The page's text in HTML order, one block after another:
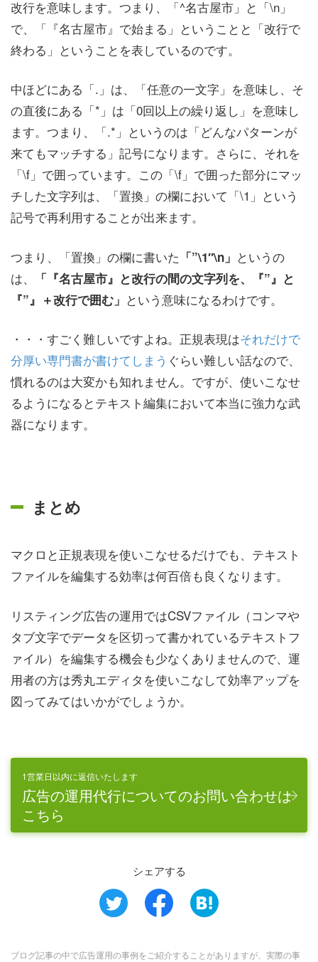
改行を意味します。つまり、「^名古屋市」と「\n」
で、「『名古屋市』で始まる」ということと「改行で
終わる」ということを表しているのです。
中ほどにある「.」は、「任意の一文字」を意味し、そ
の直後にある「*」は「0回以上の繰り返し」を意味し
ます。つまり、「.*」というのは「どんなパターンが
来てもマッチする」記号になります。さらに、それを
「\f」で囲っています。この「\f」で囲った部分にマッ
チした文字列は、「置換」の欄において「\1」という
記号で再利用することが出来ます。
つまり、「置換」の欄に書いた 「”\1″\n」 というの
は、
「『名古屋市』と改行の間の文字列を、『”』と
『”』＋改行で囲む」 という意味になるわけです。
・・・すごく難しいですよね。正規表現はそれだけで
分厚い専門書が書けてしまう ぐらい難しい話なので、
慣れるのは大変かも知れません。ですが、使いこなせ
るようになるとテキスト編集において本当に強力な武
器になります。
まとめ
マクロと正規表現を使いこなせるだけでも、テキスト
ファイルを編集する効率は何百倍も良くなります。
リスティング広告の運用ではCSVファイル（コンマや
タブ文字でデータを区切って書かれているテキストフ
ァイル）を編集する機会も少なくありませんので、運
用者の方は秀丸エディタを使いこなして効率アップを
図ってみてはいかがでしょうか。
1営業日以内に返信いたします
広告の運用代行についてのお問い合わせは
こちら
シェアする
ブログ記事の中で広告運用の事例をご紹介することがありますが、実際の事